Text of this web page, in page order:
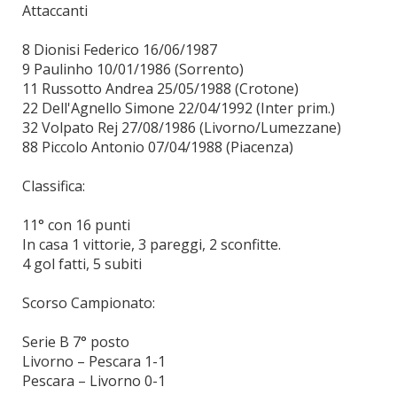
Attaccanti
8 Dionisi Federico 16/06/1987
9 Paulinho 10/01/1986 (Sorrento)
11 Russotto Andrea 25/05/1988 (Crotone)
22 Dell'Agnello Simone 22/04/1992 (Inter prim.)
32 Volpato Rej 27/08/1986 (Livorno/Lumezzane)
88 Piccolo Antonio 07/04/1988 (Piacenza)
Classifica:
11° con 16 punti
In casa 1 vittorie, 3 pareggi, 2 sconfitte.
4 gol fatti, 5 subiti
Scorso Campionato:
Serie B 7° posto
Livorno – Pescara 1-1
Pescara – Livorno 0-1